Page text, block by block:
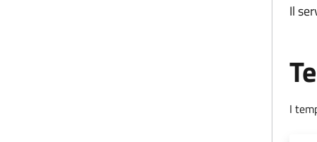
Il
I